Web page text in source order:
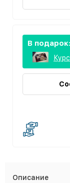
В подарок:
Описание